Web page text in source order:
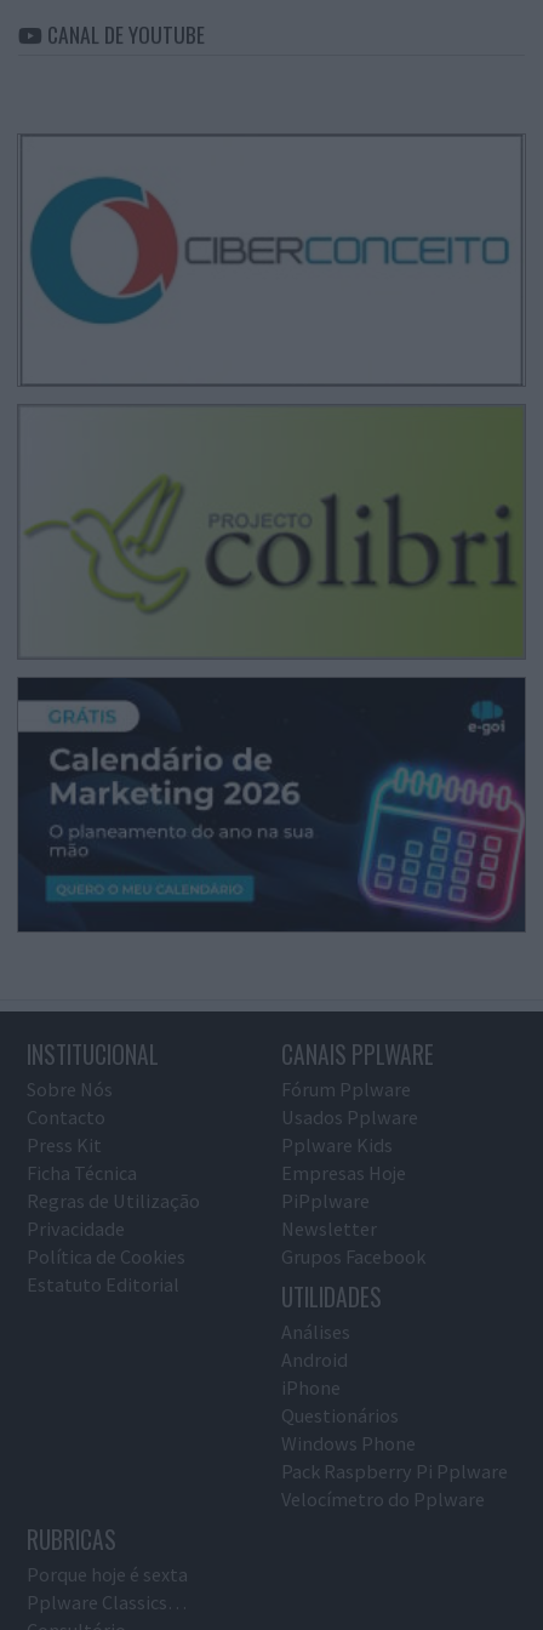
CANAL DE YOUTUBE
INSTITUCIONAL
Sobre Nós
Contacto
Press Kit
Ficha Técnica
Regras de Utilização
Privacidade
Política de Cookies
Estatuto Editorial
CANAIS PPLWARE
Fórum Pplware
Usados Pplware
Pplware Kids
Empresas Hoje
PiPplware
Newsletter
Grupos Facebook
UTILIDADES
Análises
Android
iPhone
Questionários
Windows Phone
Pack Raspberry Pi Pplware
Velocímetro do Pplware
RUBRICAS
Porque hoje é sexta
Pplware Classics…